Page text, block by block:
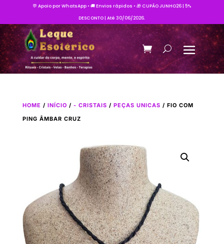
💬 Apoio por WhatsApp • 🚚 Envios rápidos • 🎁 CUPÃO JUNHO26 | 5%
DESCONTO | Até 30/06/2026.
HOME / INÍCIO / - CRISTAIS / PEÇAS UNICAS / FIO COM
PING ÂMBAR CRUZ